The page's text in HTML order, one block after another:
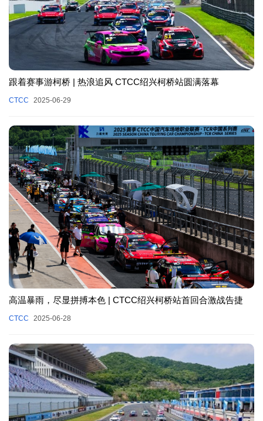
跟着赛事游柯桥 | 热浪追风 CTCC绍兴柯桥站圆满落幕
CTCC 2025-06-29
高温暴雨，尽显拼搏本色 | CTCC绍兴柯桥站首回合激战告捷
CTCC 2025-06-28